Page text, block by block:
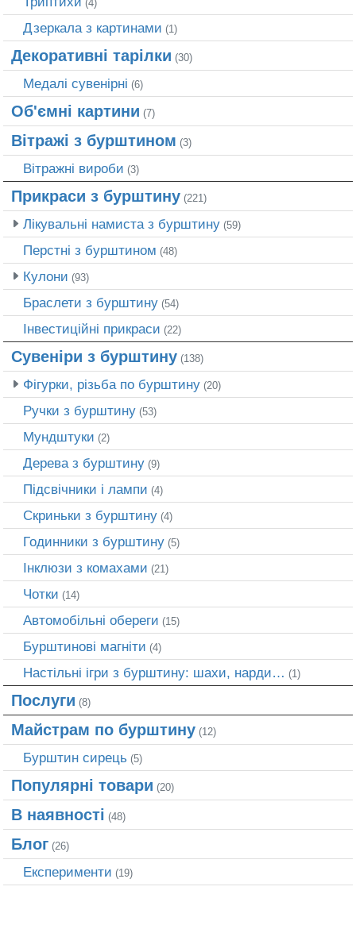
(4)
Дзеркала з картинами (1)
Декоративні тарілки (30)
Медалі сувенірні (6)
Об'ємні картини (7)
Вітражі з бурштином (3)
Вітражні вироби (3)
Прикраси з бурштину (221)
Лікувальні намиста з бурштину (59)
Перстні з бурштином (48)
Кулони (93)
Браслети з бурштину (54)
Інвестиційні прикраси (22)
Сувеніри з бурштину (138)
Фігурки, різьба по бурштину (20)
Ручки з бурштину (53)
Мундштуки (2)
Дерева з бурштину (9)
Підсвічники і лампи (4)
Скриньки з бурштину (4)
Годинники з бурштину (5)
Інклюзи з комахами (21)
Чотки (14)
Автомобільні обереги (15)
Бурштинові магніти (4)
Настільні ігри з бурштину: шахи, нарди… (1)
Послуги (8)
Майстрам по бурштину (12)
Бурштин сирець (5)
Популярні товари (20)
В наявності (48)
Блог (26)
Експерименти (19)